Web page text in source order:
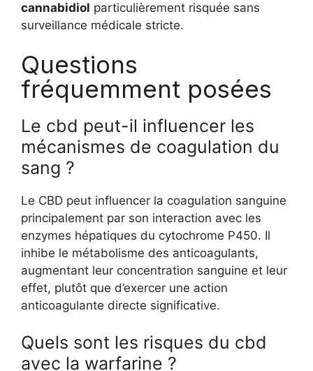
cannabidiol particulièrement risquée sans
surveillance médicale stricte.
Questions
fréquemment posées
Le cbd peut-il influencer les
mécanismes de coagulation du
sang ?
Le CBD peut influencer la coagulation sanguine
principalement par son interaction avec les
enzymes hépatiques du cytochrome P450. Il
inhibe le métabolisme des anticoagulants,
augmentant leur concentration sanguine et leur
effet, plutôt que d’exercer une action
anticoagulante directe significative.
Quels sont les risques du cbd
avec la warfarine ?